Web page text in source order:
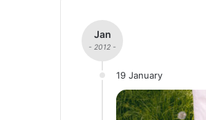
Jan
- 2012 -
19 January